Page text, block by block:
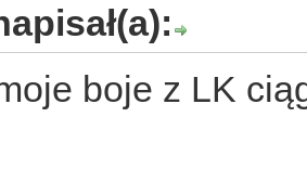
boje z LK